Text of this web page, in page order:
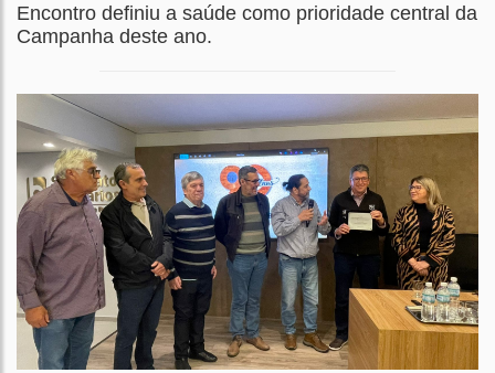
Encontro definiu a saúde como prioridade central da
Campanha deste ano.